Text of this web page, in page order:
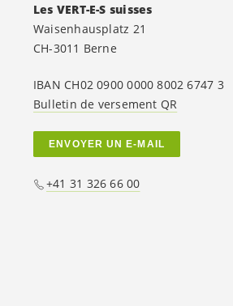
Les VERT-E-S suisses
Waisenhausplatz 21
CH-3011 Berne
IBAN CH02 0900 0000 8002 6747 3
Bulletin de versement QR
ENVOYER UN E-MAIL
+41 31 326 66 00